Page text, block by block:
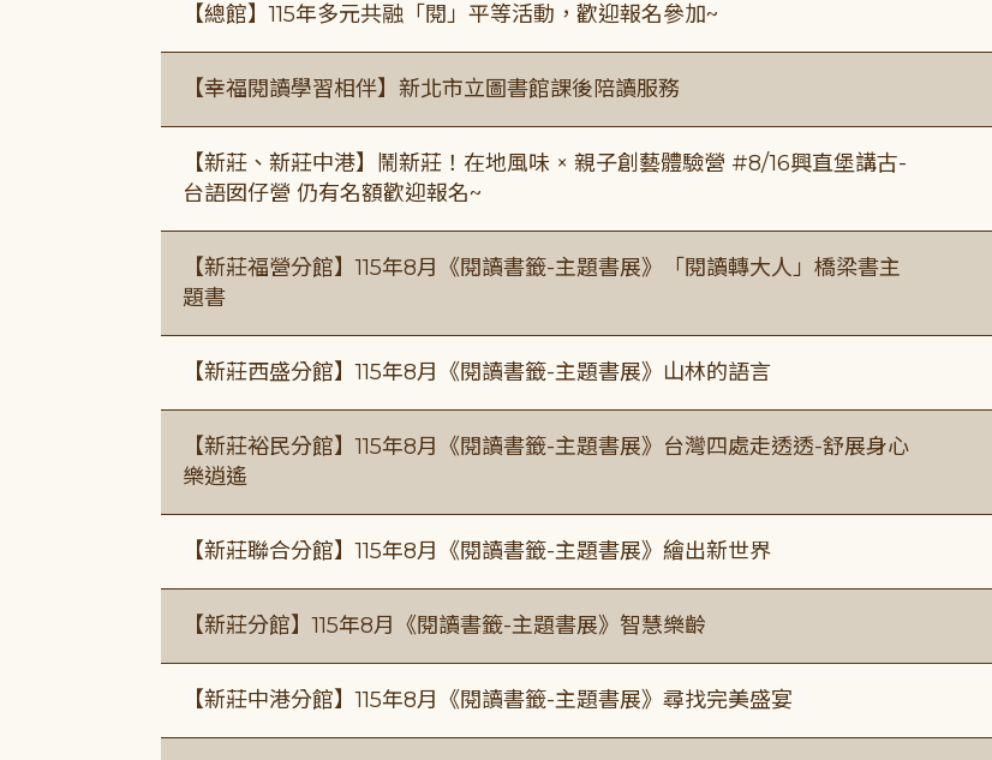
【總館】115年多元共融「閱」平等活動，歡迎報名參加~
【幸福閱讀學習相伴】新北市立圖書館課後陪讀服務
【新莊、新莊中港】鬧新莊！在地風味 × 親子創藝體驗營 #8/16興直堡講古-
台語囡仔營 仍有名額歡迎報名~
【新莊福營分館】115年8月《閱讀書籤-主題書展》「閱讀轉大人」橋梁書主
題書
【新莊西盛分館】115年8月《閱讀書籤-主題書展》山林的語言
【新莊裕民分館】115年8月《閱讀書籤-主題書展》台灣四處走透透-舒展身心
樂逍遙
【新莊聯合分館】115年8月《閱讀書籤-主題書展》繪出新世界
【新莊分館】115年8月《閱讀書籤-主題書展》智慧樂齡
【新莊中港分館】115年8月《閱讀書籤-主題書展》尋找完美盛宴